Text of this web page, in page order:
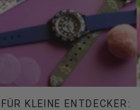
KLEINE ENTDECKER: